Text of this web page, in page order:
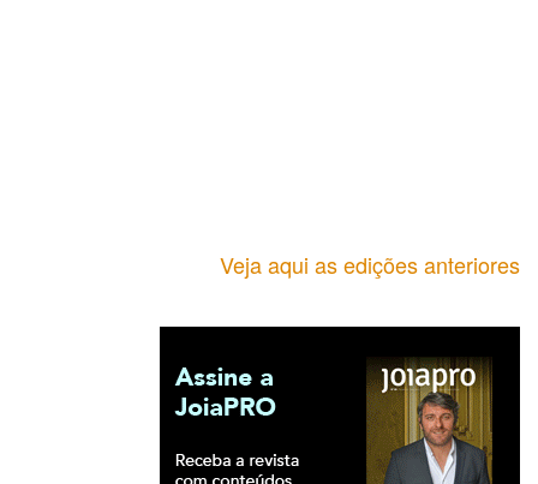
Veja aqui as edições anteriores